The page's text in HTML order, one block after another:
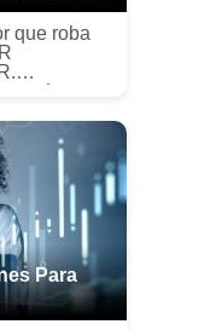
que roba
con
este tipo
Para